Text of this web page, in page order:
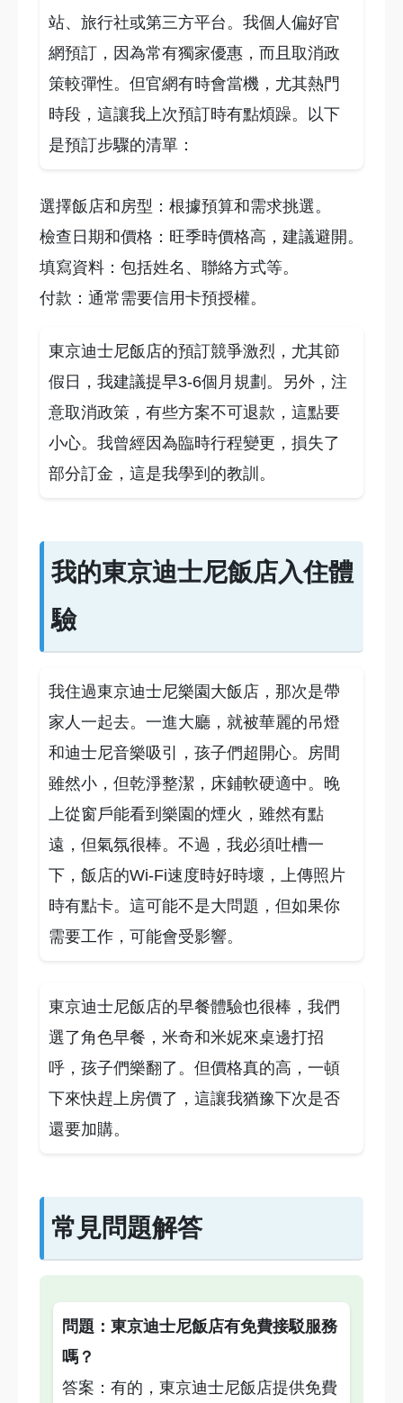
站、旅行社或第三方平台。我個人偏好官
網預訂，因為常有獨家優惠，而且取消政
策較彈性。但官網有時會當機，尤其熱門
時段，這讓我上次預訂時有點煩躁。以下
是預訂步驟的清單：
選擇飯店和房型：根據預算和需求挑選。
檢查日期和價格：旺季時價格高，建議避開。
填寫資料：包括姓名、聯絡方式等。
付款：通常需要信用卡預授權。
東京迪士尼飯店的預訂競爭激烈，尤其節
假日，我建議提早3-6個月規劃。另外，注
意取消政策，有些方案不可退款，這點要
小心。我曾經因為臨時行程變更，損失了
部分訂金，這是我學到的教訓。
我的東京迪士尼飯店入住體
驗
我住過東京迪士尼樂園大飯店，那次是帶
家人一起去。一進大廳，就被華麗的吊燈
和迪士尼音樂吸引，孩子們超開心。房間
雖然小，但乾淨整潔，床鋪軟硬適中。晚
上從窗戶能看到樂園的煙火，雖然有點
遠，但氣氛很棒。不過，我必須吐槽一
下，飯店的Wi-Fi速度時好時壞，上傳照片
時有點卡。這可能不是大問題，但如果你
需要工作，可能會受影響。
東京迪士尼飯店的早餐體驗也很棒，我們
選了角色早餐，米奇和米妮來桌邊打招
呼，孩子們樂翻了。但價格真的高，一頓
下來快趕上房價了，這讓我猶豫下次是否
還要加購。
常見問題解答
問題：東京迪士尼飯店有免費接駁服務
嗎？
答案：有的，東京迪士尼飯店提供免費